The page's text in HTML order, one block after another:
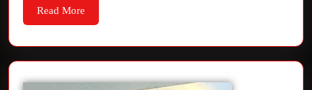
Read More